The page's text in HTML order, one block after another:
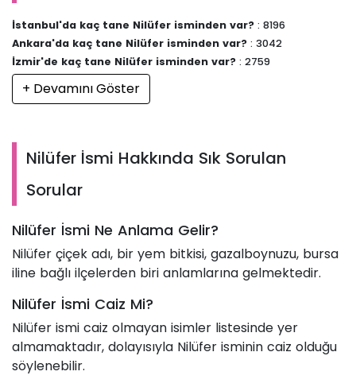
İstanbul'da kaç tane Nilüfer isminden var? : 8196
Ankara'da kaç tane Nilüfer isminden var? : 3042
İzmir'de kaç tane Nilüfer isminden var? : 2759
+ Devamını Göster
Nilüfer İsmi Hakkında Sık Sorulan
Sorular
Nilüfer İsmi Ne Anlama Gelir?
Nilüfer çiçek adı, bir yem bitkisi, gazalboynuzu, bursa
iline bağlı ilçelerden biri anlamlarına gelmektedir.
Nilüfer İsmi Caiz Mi?
Nilüfer ismi caiz olmayan isimler listesinde yer
almamaktadır, dolayısıyla Nilüfer isminin caiz olduğu
söylenebilir.